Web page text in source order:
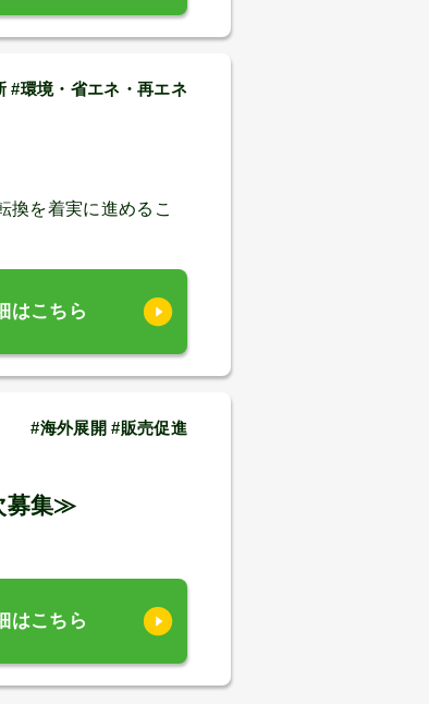
#環境・省エネ・再エネ
換を着実に進めるこ
はこちら
#海外展開 #販売促進
募集≫
はこちら